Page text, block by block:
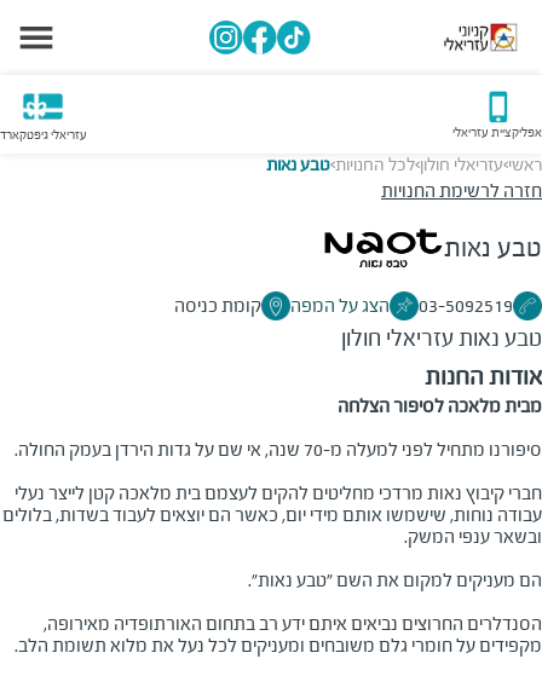
אפליקציית עזריאלי עזריאלי גיפטקארד
ראשי>עזריאלי חולון>לכל החנויות>טבע נאות
חזרה לרשימת החנויות
טבע נאות
03-5092519 הצג על המפה קומת כניסה
טבע נאותעזריאלי חולון
אודות החנות
מבית מלאכה לסיפור הצלחה
סיפורנו מתחיל לפני למעלה מ-70 שנה, אי שם על גדות הירדן בעמק החולה.
חברי קיבוץ נאות מרדכי מחליטים להקים לעצמם בית מלאכה קטן לייצר נעלי
עבודה נוחות, שישמשו אותם מידי יום, כאשר הם יוצאים לעבוד בשדות, בלולים
ובשאר ענפי המשק.
הם מעניקים למקום את השם "טבע נאות".
הסנדלרים החרוצים נביאים איתם ידע רב בתחום האורתופדיה מאירופה,
מקפידים על חומרי גלם משובחים ומעניקים לכל נעל את מלוא תשומת הלב.